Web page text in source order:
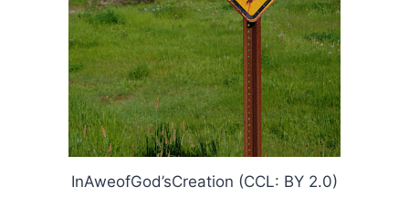
InAweofGod’sCreation (CCL: BY 2.0)